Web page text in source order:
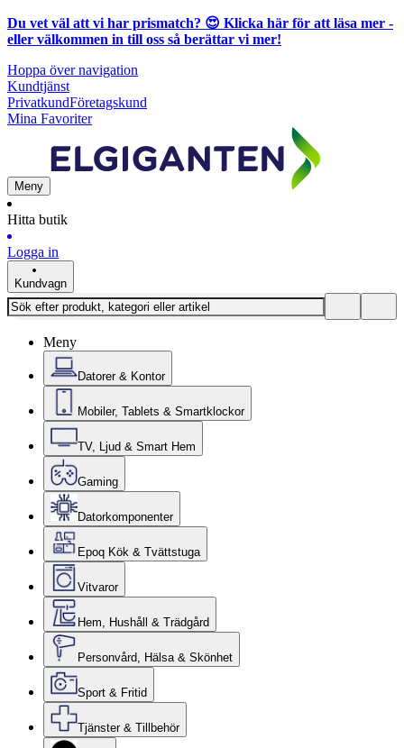
Du vet väl att vi har prismatch? 😍 Klicka här för att läsa mer -
eller välkommen in till oss så berättar vi mer!
Hoppa över navigation
Kundtjänst
PrivatkundFöretagskund
Mina Favoriter
Meny
Hitta butik
Logga in
Kundvagn
Meny
Datorer & Kontor
Mobiler, Tablets & Smartklockor
TV, Ljud & Smart Hem
Gaming
Datorkomponenter
Epoq Kök & Tvättstuga
Vitvaror
Hem, Hushåll & Trädgård
Personvård, Hälsa & Skönhet
Sport & Fritid
Tjänster & Tillbehör